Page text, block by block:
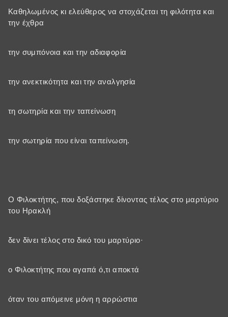
Καθηλωμένος κι ελεύθερος να στοχάζεται τη φιλότητα και
την έχθρα
την συμπόνοια και την αδιαφορία
την ανεκτικότητα και την αναλγησία
τη σωτηρία και την ταπείνωση
την σωτηρία που είναι ταπείνωση.
Ο Φιλοκτήτης, που δοξάστηκε δίνοντας τέλος στο μαρτύριο
του Ηρακλή
δεν δίνει τέλος στο δικό του μαρτύριο·
ο Φιλοκτήτης που αγαπά ό,τι αποκτά
όταν του απόμεινε μόνη η αρρώστια